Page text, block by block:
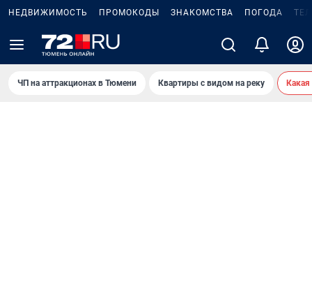
НЕДВИЖИМОСТЬ ПРОМОКОДЫ ЗНАКОМСТВА ПОГОДА
ЧП на аттракционах в Тюмени Квартиры с видом на реку